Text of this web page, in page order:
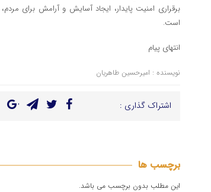
برقراری امنیت پایدار، ایجاد آسایش و آرامش برای
است.
انتهای پیام
نویسنده : امیرحسین طاهریان
اشتراک گذاری :
برچسب ها
این مطلب بدون برچسب می باشد.